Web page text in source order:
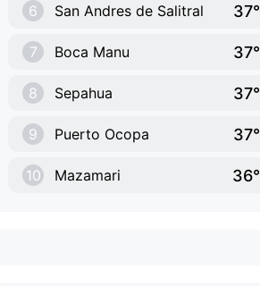
6 San Andres de Salitral 37°
7 Boca Manu 37°
8 Sepahua 37°
9 Puerto Ocopa 37°
10 Mazamari 36°